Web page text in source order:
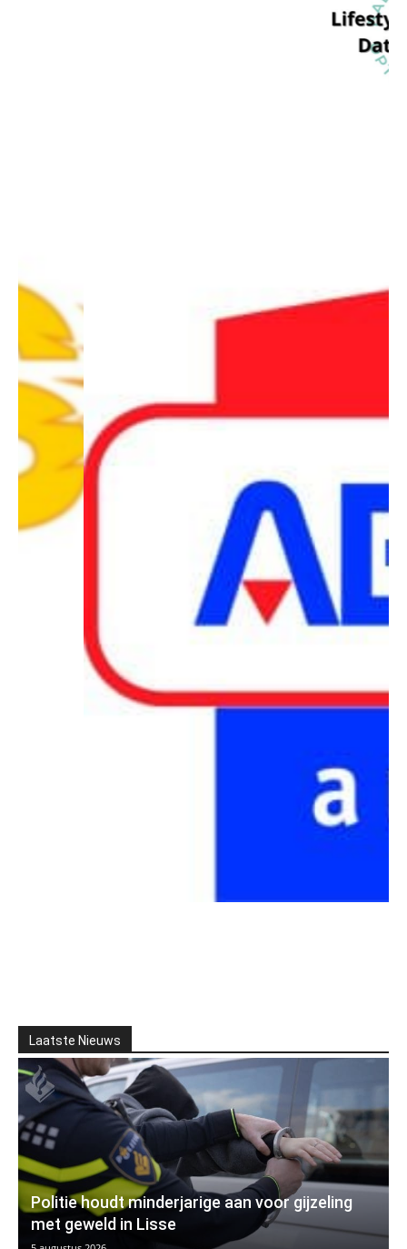
Laatste Nieuws
Politie houdt minderjarige aan voor gijzeling
met geweld in Lisse